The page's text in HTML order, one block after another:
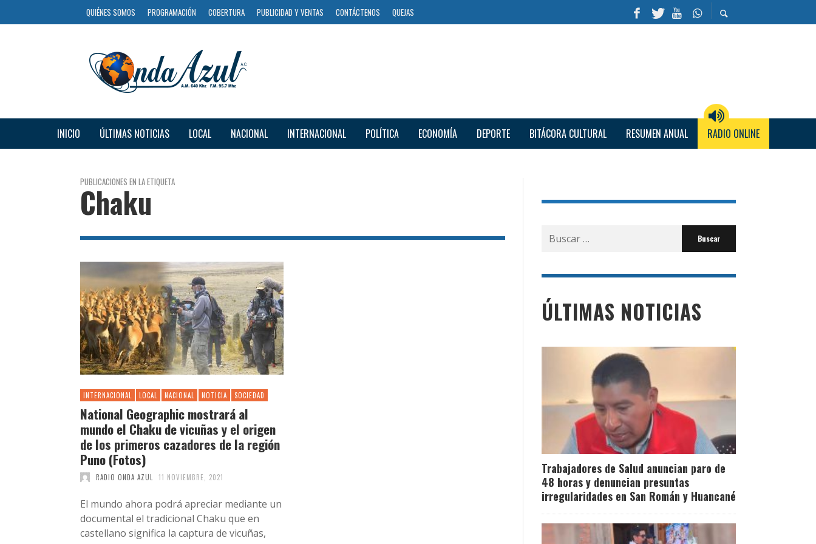
QUIÉNES SOMOS PROGRAMACIÓN COBERTURA PUBLICIDAD Y VENTAS CONTÁCTENOS QUEJAS
INICIO ÚLTIMAS NOTICIAS LOCAL NACIONAL INTERNACIONAL POLÍTICA ECONOMÍA DEPORTE BITÁCORA CULTURAL RESUMEN ANUAL RADIO ONLINE
PUBLICACIONES EN LA ETIQUETA
Chaku
INTERNACIONAL LOCAL NACIONAL NOTICIA SOCIEDAD
National Geographic mostrará al
mundo el Chaku de vicuñas y el origen
de los primeros cazadores de la región
Puno (Fotos)
RADIO ONDA AZUL 11 NOVIEMBRE, 2021
El mundo ahora podrá apreciar mediante un
documental el tradicional Chaku que en
castellano significa la captura de vicuñas,
Buscar
por:
ÚLTIMAS NOTICIAS
Trabajadores de Salud anuncian paro de
48 horas y denuncian presuntas
irregularidades en San Román y Huancané